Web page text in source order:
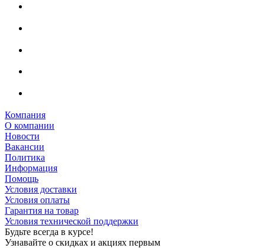
Компания
О компании
Новости
Вакансии
Политика
Информация
Помощь
Условия доставки
Условия оплаты
Гарантия на товар
Условия технической поддержки
Будьте всегда в курсе!
Узнавайте о скидках и акциях первым